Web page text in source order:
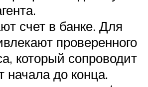
счет в банке. Для
проверенного
который сопроводит
начала до конца.